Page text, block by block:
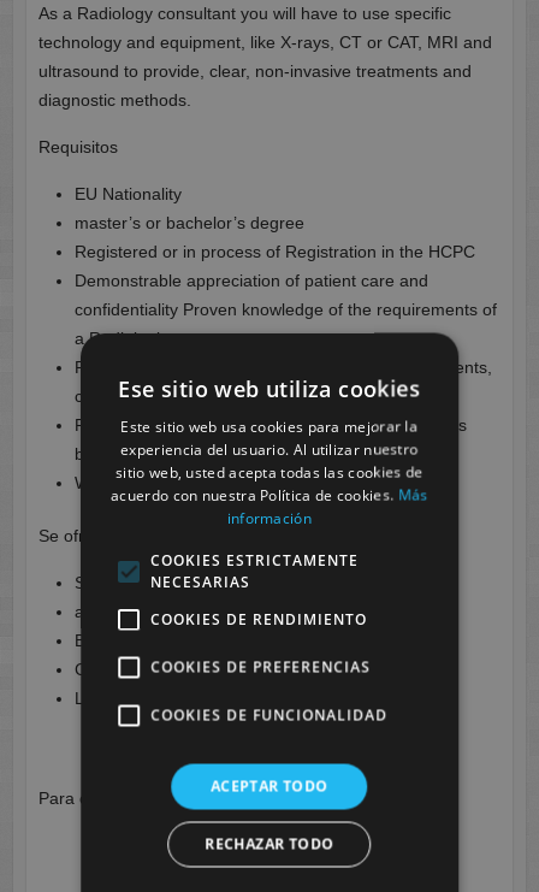
As a Radiology consultant you will have to use specific
technology and equipment, like X-rays, CT or CAT, MRI and
ultrasound to provide, clear, non-invasive treatments and
diagnostic methods.
Requisitos
EU Nationality
master’s or bachelor’s degree
Registered or in process of Registration in the HCPC
Demonstrable appreciation of patient care and
confidentiality Proven knowledge of the requirements of
a Radiologist
Professional and cooperative attitude towards patients,
customers and colleagues
Proven competency of English communication skills
both written and verbal
Working within a hospital or mobile environment
Se ofrece
Salary: £20000 – £30000 per annum
a full-time contract – 40h/ week
Bank holidays
Career growth opportunities
Life insurance
Para obtener más información pincha aquí.
Ese sitio web utiliza cookies
Este sitio web usa cookies para mejorar la
experiencia del usuario. Al utilizar nuestro
sitio web, usted acepta todas las cookies de
acuerdo con nuestra Política de cookies. Más
información
COOKIES ESTRICTAMENTE
NECESARIAS
COOKIES DE RENDIMIENTO
COOKIES DE PREFERENCIAS
COOKIES DE FUNCIONALIDAD
ACEPTAR TODO
RECHAZAR TODO